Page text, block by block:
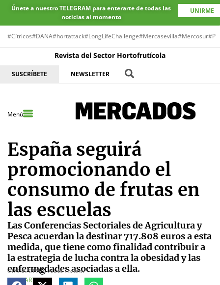
Únete a nuestro TELEGRAM para enterarte de todas las
noticias al momento
UNIRME
#Cítricos#DANA#hortattack#LongLifeChallenge#Mercasevilla#Mercosur
Revista del Sector Hortofrutícola
SUSCRÍBETE NEWSLETTER
Menú
España seguirá
promocionando el
consumo de frutas en
las escuelas
Las Conferencias Sectoriales de Agricultura y
Pesca acuerdan la destinar 717.808 euros a esta
medida, que tiene como finalidad contribuir a
la estrategia de lucha contra la obesidad y las
enfermedades asociadas a ella.
01/03/2016
Alicia Lozano
COMPARTE